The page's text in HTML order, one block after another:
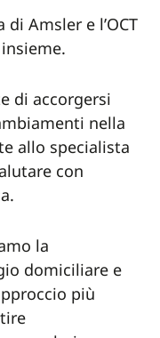
di Amsler e l’OCT
di accorgersi
nella
allo specialista
con
la
domiciliare e
più